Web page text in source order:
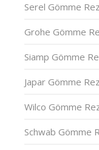
Serel Gömme
Grohe Gömme
Siamp Gömme
Japar Gömme
Wilco Gömme
Schwab Gömme